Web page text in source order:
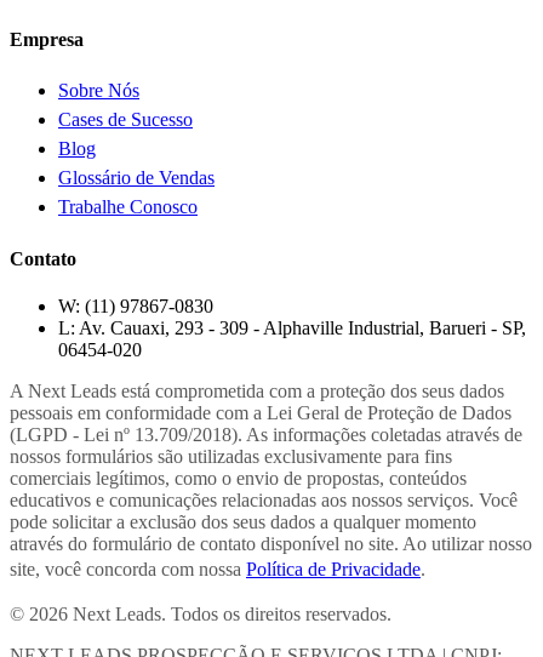
Empresa
Sobre Nós
Cases de Sucesso
Blog
Glossário de Vendas
Trabalhe Conosco
Contato
W: (11) 97867-0830
L: Av. Cauaxi, 293 - 309 - Alphaville Industrial, Barueri - SP,
06454-020
A Next Leads está comprometida com a proteção dos seus dados
pessoais em conformidade com a Lei Geral de Proteção de Dados
(LGPD - Lei nº 13.709/2018). As informações coletadas através de
nossos formulários são utilizadas exclusivamente para fins
comerciais legítimos, como o envio de propostas, conteúdos
educativos e comunicações relacionadas aos nossos serviços. Você
pode solicitar a exclusão dos seus dados a qualquer momento
através do formulário de contato disponível no site. Ao utilizar nosso
site, você concorda com nossa Política de Privacidade.
© 2026 Next Leads. Todos os direitos reservados.